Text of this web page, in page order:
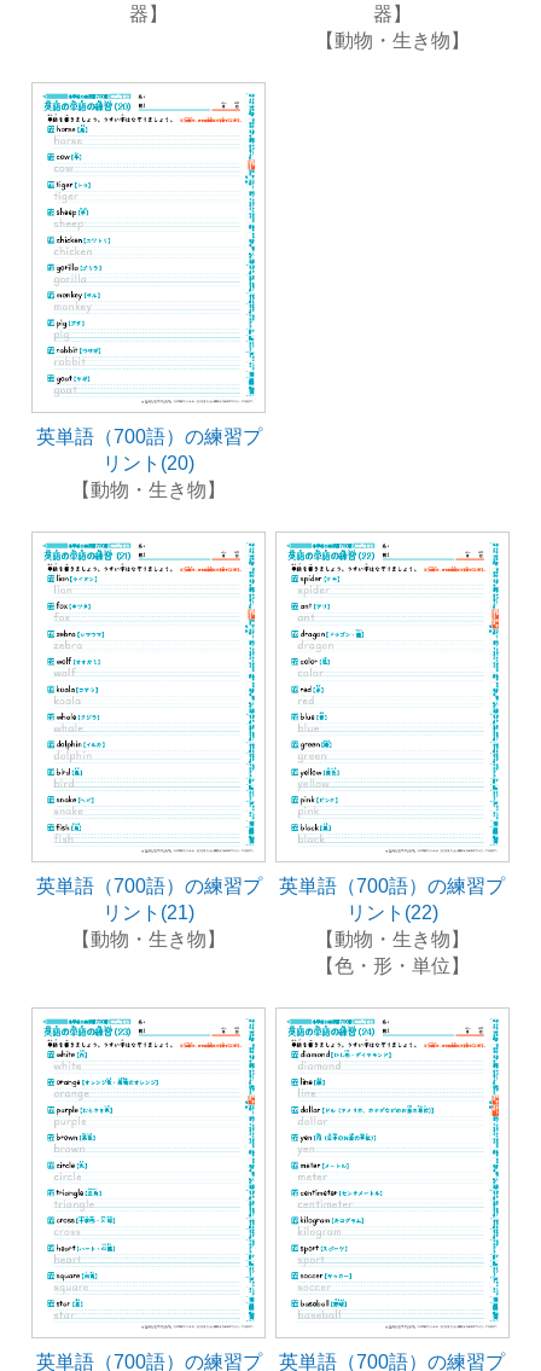
器】
器】
【動物・生き物】
英単語（700語）の練習プ
リント(20)
【動物・生き物】
英単語（700語）の練習プ
リント(21)
【動物・生き物】
英単語（700語）の練習プ
リント(22)
【動物・生き物】
【色・形・単位】
英単語（700語）の練習プ 英単語（700語）の練習プ